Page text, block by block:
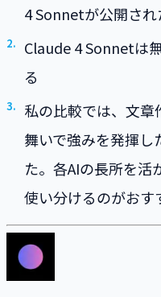
4 Sonnetが公開され
Claude 4 Sonnetは
る
私の比較では、文章
舞いで強みを発揮し
た。各AIの長所を活
使い分けるのがおす